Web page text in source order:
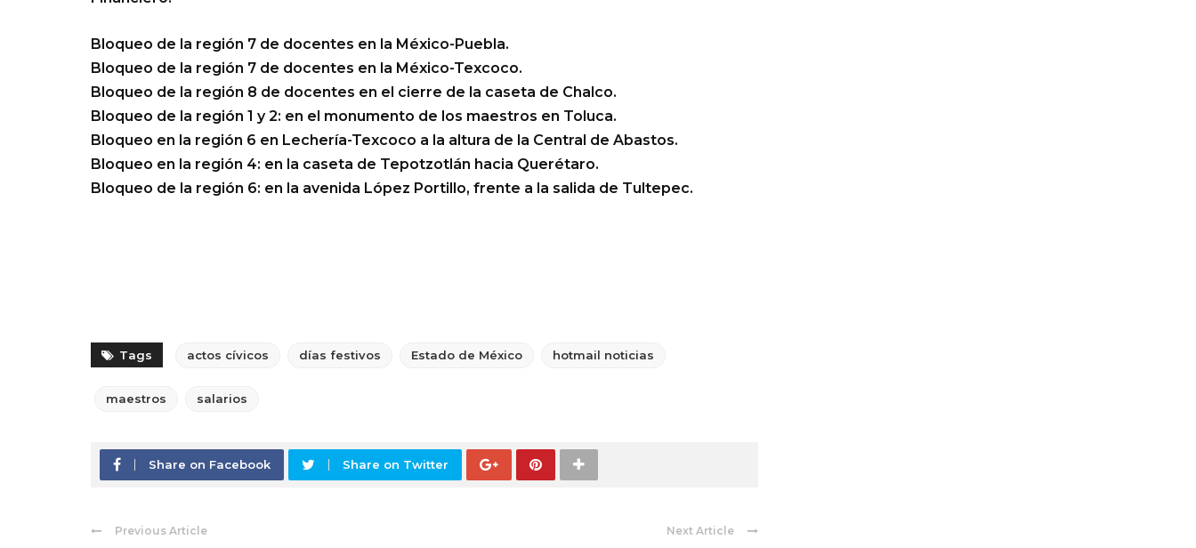
Bloqueo de la región 7 de docentes en la México-Puebla.
Bloqueo de la región 7 de docentes en la México-Texcoco.
Bloqueo de la región 8 de docentes en el cierre de la caseta de Chalco.
Bloqueo de la región 1 y 2: en el monumento de los maestros en Toluca.
Bloqueo en la región 6 en Lechería-Texcoco a la altura de la Central de Abastos.
Bloqueo en la región 4: en la caseta de Tepotzotlán hacia Querétaro.
Bloqueo de la región 6: en la avenida López Portillo, frente a la salida de Tultepec.
Tags actos cívicos días festivos Estado de México hotmail noticias
maestros salarios
Share on Facebook Share on Twitter
Previous Article Next Article